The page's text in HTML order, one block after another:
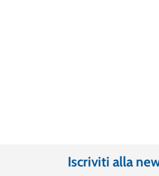
Iscriviti alla